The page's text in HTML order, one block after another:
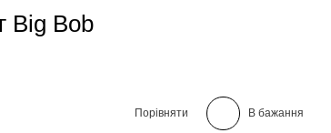
Big Bob
Порівняти В бажання